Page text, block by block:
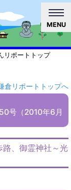
MENU
リポートトップ
リポートトップへ
号（2010年6月
、御霊神社～光